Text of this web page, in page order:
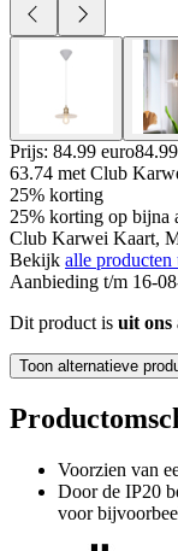
Prijs: 84.99 euro84.99
63.74 met Club
25% korting
25% korting op bijna
Club Karwei Kaart,
Bekijk alle producten
Aanbieding t/m 16-
Dit product is uit ons
Toon alternatieve
Voorzien van
Door de IP20
voor